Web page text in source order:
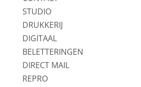
STUDIO
DRUKKERIJ
DIGITAAL
BELETTERINGEN
DIRECT MAIL
REPRO